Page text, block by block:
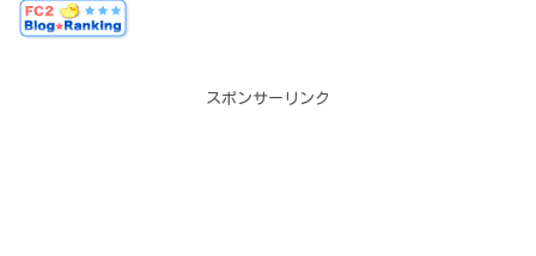
スポンサーリンク